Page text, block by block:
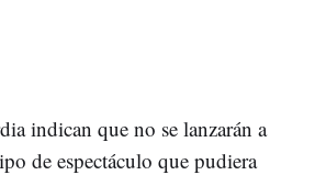
indican que no se lanzarán a
de espectáculo que pudiera